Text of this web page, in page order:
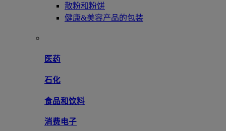
散粉和粉饼
健康&美容产品的包装
医药
石化
食品和饮料
消费电子